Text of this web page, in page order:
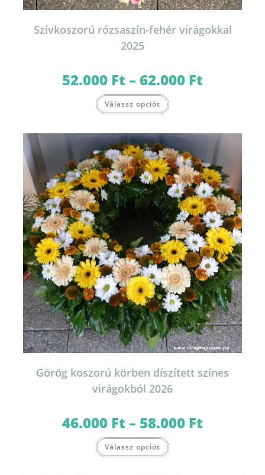
Szívkoszorú rózsaszín-fehér virágokkal
2025
52.000 Ft–62.000 Ft52.000 Ft
Válassz opciót a
van.
A
változatok
a
termékoldalon
választhatók
ki
Görög koszorú körben díszített színes
virágokból 2026
46.000 Ft– 58.000 Ft46.000 Ft
Válassz opciót a